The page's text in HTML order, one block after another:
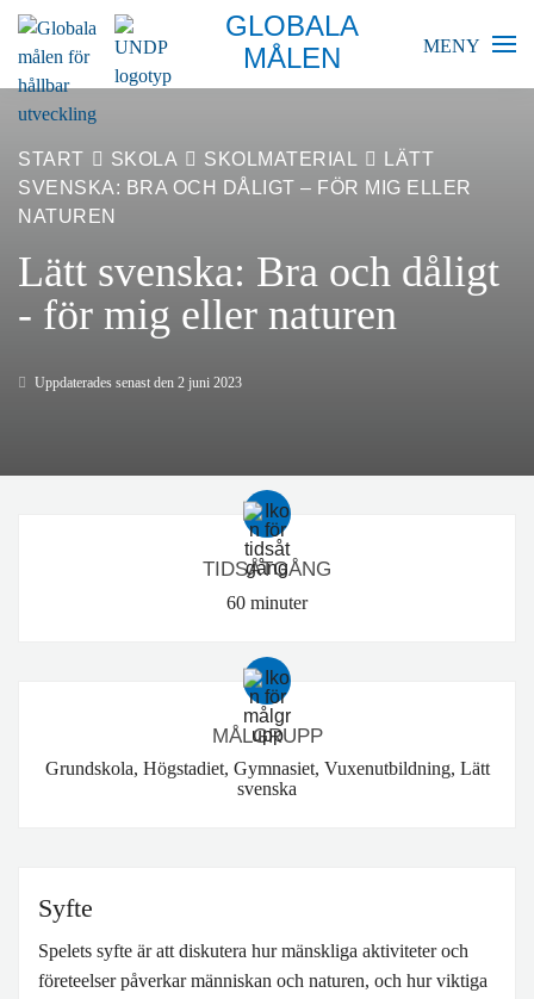
GLOBALA
MÅLEN
MENY
BLIR VÄRLDEN BÄTTRE?
GLOBALA MÅLEN
SKOLA
FÖRETAG
RESURSER
BLIR VÄRLDEN BÄTTRE?
START SKOLA SKOLMATERIAL
LÄTT
SVENSKA: BRA OCH DÅLIGT – FÖR MIG ELLER
NATUREN
Lätt svenska: Bra och dåligt
- för mig eller naturen
Uppdaterades senast den 2 juni 2023
TIDSÅTGÅNG
60 minuter
MÅLGRUPP
Grundskola, Högstadiet, Gymnasiet, Vuxenutbildning, Lätt
svenska
Syfte
Spelets syfte är att diskutera hur mänskliga aktiviteter och
företeelser påverkar människan och naturen, och hur viktiga